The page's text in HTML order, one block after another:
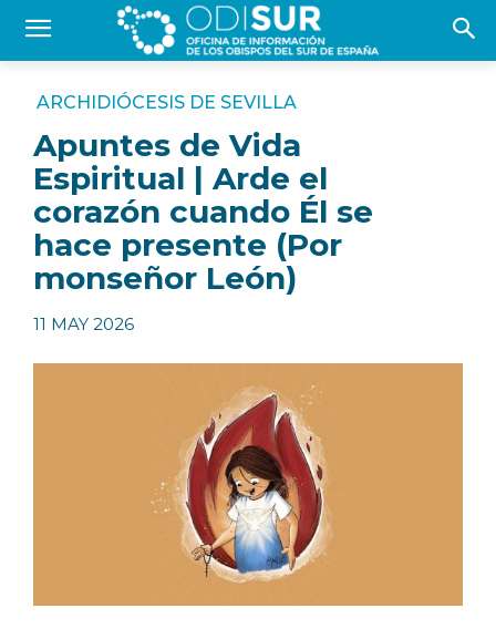
ARCHIDIÓCESIS DE SEVILLA
Apuntes de Vida
Espiritual | Arde el
corazón cuando Él se
hace presente (Por
monseñor León)
11 MAY 2026